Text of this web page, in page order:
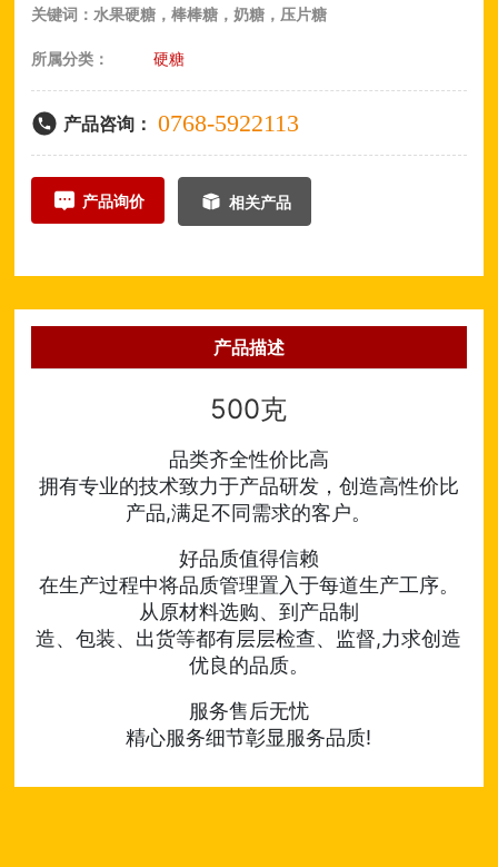
关键词：水果硬糖，棒棒糖，奶糖，压片糖
所属分类： 硬糖
产品咨询： 0768-5922113
产品询价 相关产品
产品描述
500克
品类齐全性价比高
拥有专业的技术致力于产品研发，创造高性价比
产品,满足不同需求的客户。
好品质值得信赖
在生产过程中将品质管理置入于每道生产工序。
从原材料选购、到产品制
造、包装、出货等都有层层检查、监督,力求创造
优良的品质。
服务售后无忧
精心服务细节彰显服务品质!